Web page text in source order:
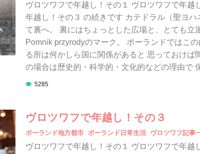
ヴロツワフで年越し！その１ ヴロツワフで年越
年越し！その３ の続きです カテドラル（聖ヨ
て裏へ。 裏にはちょっとした広場と、とても立
Pomnik przyrodyのマーク。 ポーランドではこ
る所は何かしら国に関係があると 思っておけば
の場合は歴史的・科学的・文化的などの理由で
5285
ヴロツワフで年越し！その３
ポーランド地方都市 ポーランド日常生活 ヴロツワフ記事
ヴロツワフで年越し！その１ ヴロツワフで年越